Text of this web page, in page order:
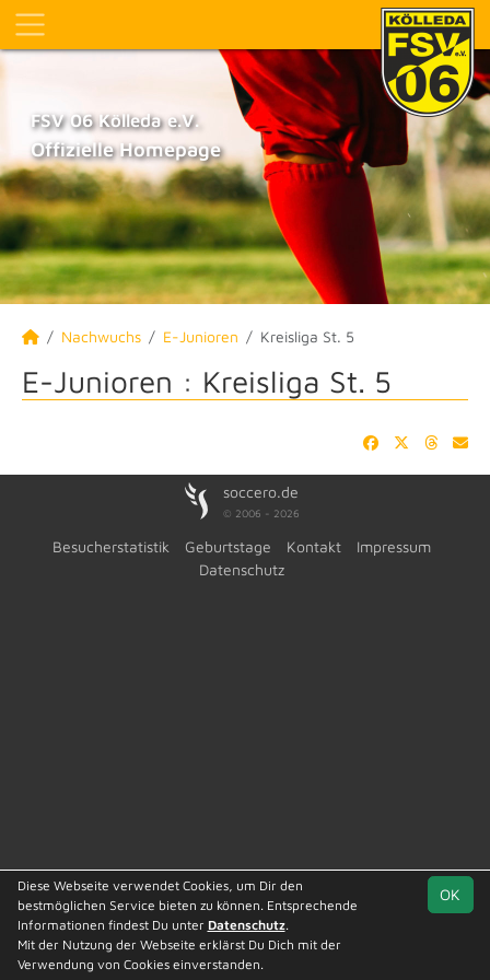
FSV 06 Kölleda e.V.
Offizielle Homepage
Nachwuchs E-Junioren Kreisliga St. 5
Team Kreisliga St. 5
E-Junioren : Kreisliga St. 5
soccero.de
© 2006 - 2026
Besucherstatistik Geburtstage Kontakt
Impressum
Datenschutz
OK
Diese Webseite verwendet Cookies, um Dir den
bestmöglichen Service bieten zu können. Entsprechende
Informationen findest Du unter Datenschutz.
Mit der Nutzung der Webseite erklärst Du Dich mit der
Verwendung von Cookies einverstanden.